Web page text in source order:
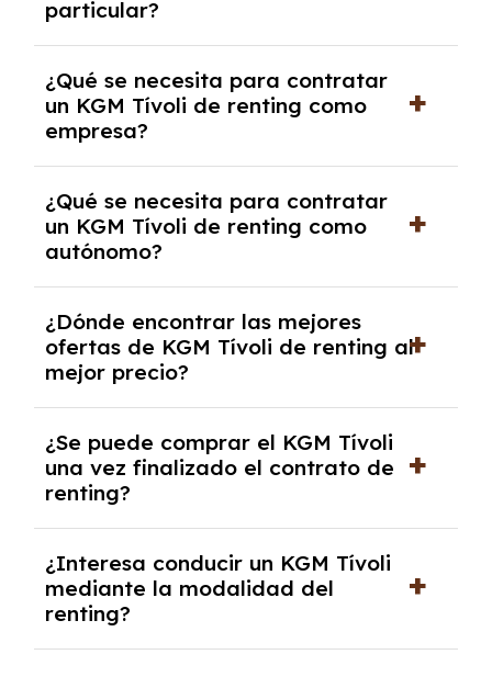
las condiciones del contrato y hablar con un
experto que te asesore.
particular?
y, en algunos casos, una consulta de solvencia
crediticia y un pago inicial.
¿Qué se necesita para contratar
un KGM Tívoli de renting como
empresa?
documentación financiera y, en algunos
casos, un informe de solvencia de la empresa
y un pago inicial.
¿Qué se necesita para contratar
un KGM Tívoli de renting como
autónomo?
autónomos, justificante de ingresos y, en
algunos casos, un informe fiscal y un pago
inicial.
¿Dónde encontrar las mejores
ofertas de KGM Tívoli de renting al
mejor precio?
mejores ofertas de vehículos de renting con
todos los gastos incluidos y sin pagar
entradas.
¿Se puede comprar el KGM Tívoli
una vez finalizado el contrato de
renting?
renting se puede adquirir el coche. En este
caso tendrán que analizar los años, la
cantidad de kilómetros recorridos y el coste
del mercado actual.
¿Interesa conducir un KGM Tívoli
mediante la modalidad del
renting?